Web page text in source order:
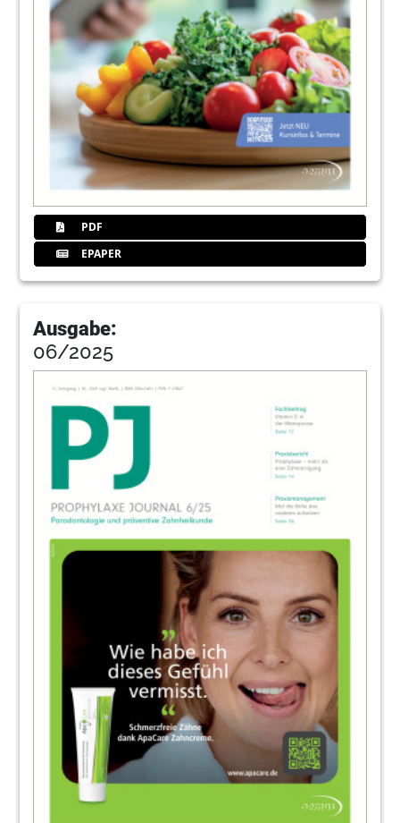
PDF
EPAPER
Ausgabe:
06/2025